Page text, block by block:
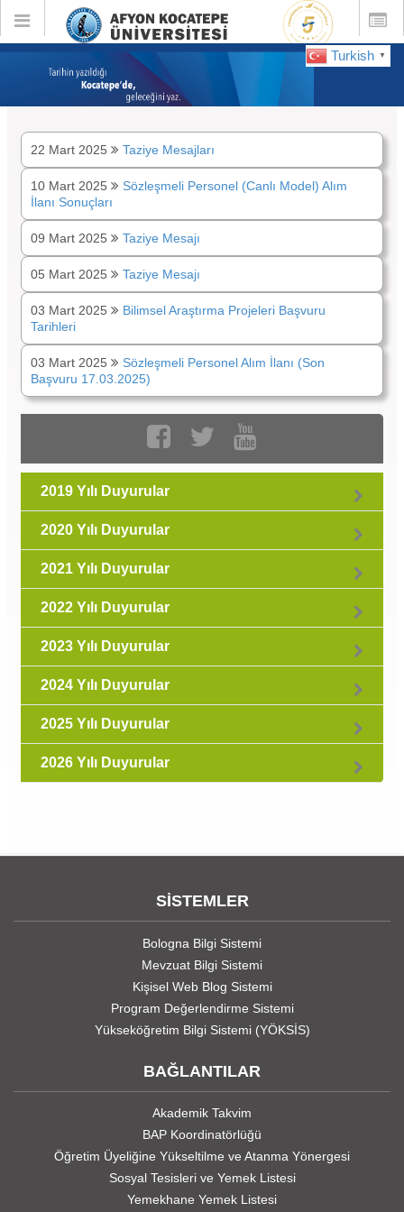
Toggle
global
Toggle
Turkish ▼
DUYURULAR :Mart 2025
22 Mart 2025 Taziye Mesajları
10 Mart 2025
Sözleşmeli Personel (Canlı Model) Alım
İlanı Sonuçları
09 Mart 2025 Taziye Mesajı
05 Mart 2025 Taziye Mesajı
03 Mart 2025
Bilimsel Araştırma Projeleri Başvuru
Tarihleri
03 Mart 2025
Sözleşmeli Personel Alım İlanı (Son
Başvuru 17.03.2025)
2019 Yılı Duyurular
2020 Yılı Duyurular
2021 Yılı Duyurular
2022 Yılı Duyurular
2023 Yılı Duyurular
2024 Yılı Duyurular
2025 Yılı Duyurular
2026 Yılı Duyurular
SİSTEMLER
Bologna Bilgi Sistemi
Mevzuat Bilgi Sistemi
Kişisel Web Blog Sistemi
Program Değerlendirme Sistemi
Yükseköğretim Bilgi Sistemi (YÖKSİS)
BAĞLANTILAR
Akademik Takvim
BAP Koordinatörlüğü
Öğretim Üyeliğine Yükseltilme ve Atanma Yönergesi
Sosyal Tesisleri ve Yemek Listesi
Yemekhane Yemek Listesi